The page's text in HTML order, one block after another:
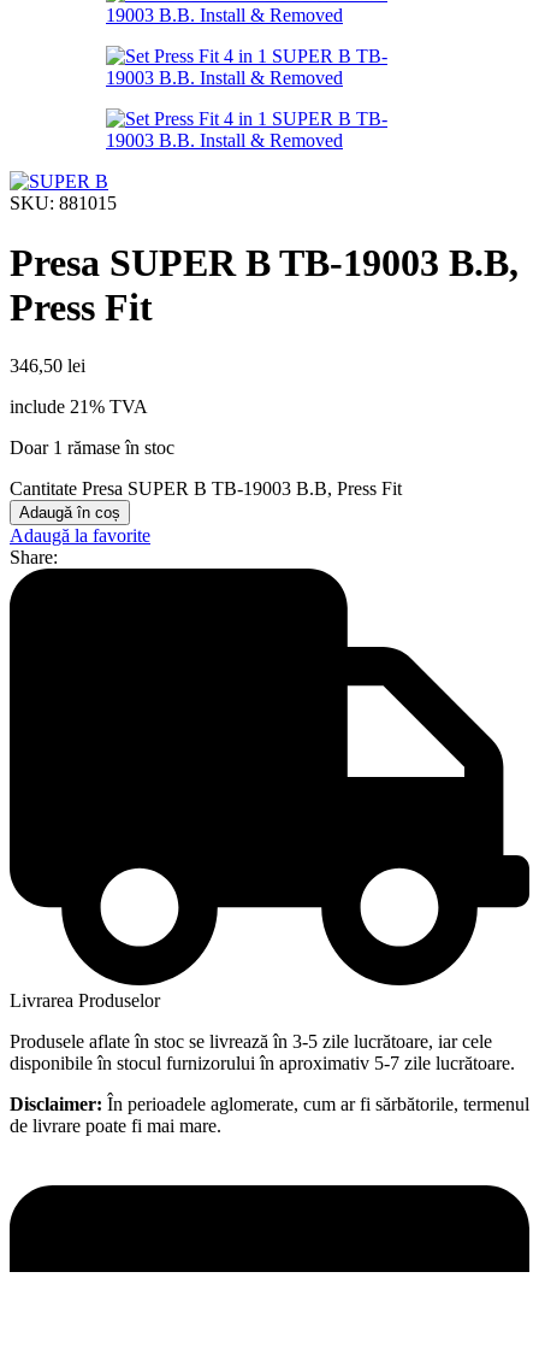
SKU: 881015
Presa SUPER B TB-19003 B.B,
Press Fit
346,50 lei
include 21% TVA
Doar 1 rămase în stoc
Cantitate Presa SUPER B TB-19003 B.B, Press Fit
Adaugă în coș
Adaugă la favorite
Share:
Livrarea Produselor
Produsele aflate în stoc se livrează în 3-5 zile lucrătoare, iar cele
disponibile în stocul furnizorului în aproximativ 5-7 zile lucrătoare.
Disclaimer: În perioadele aglomerate, cum ar fi sărbătorile, termenul
de livrare poate fi mai mare.